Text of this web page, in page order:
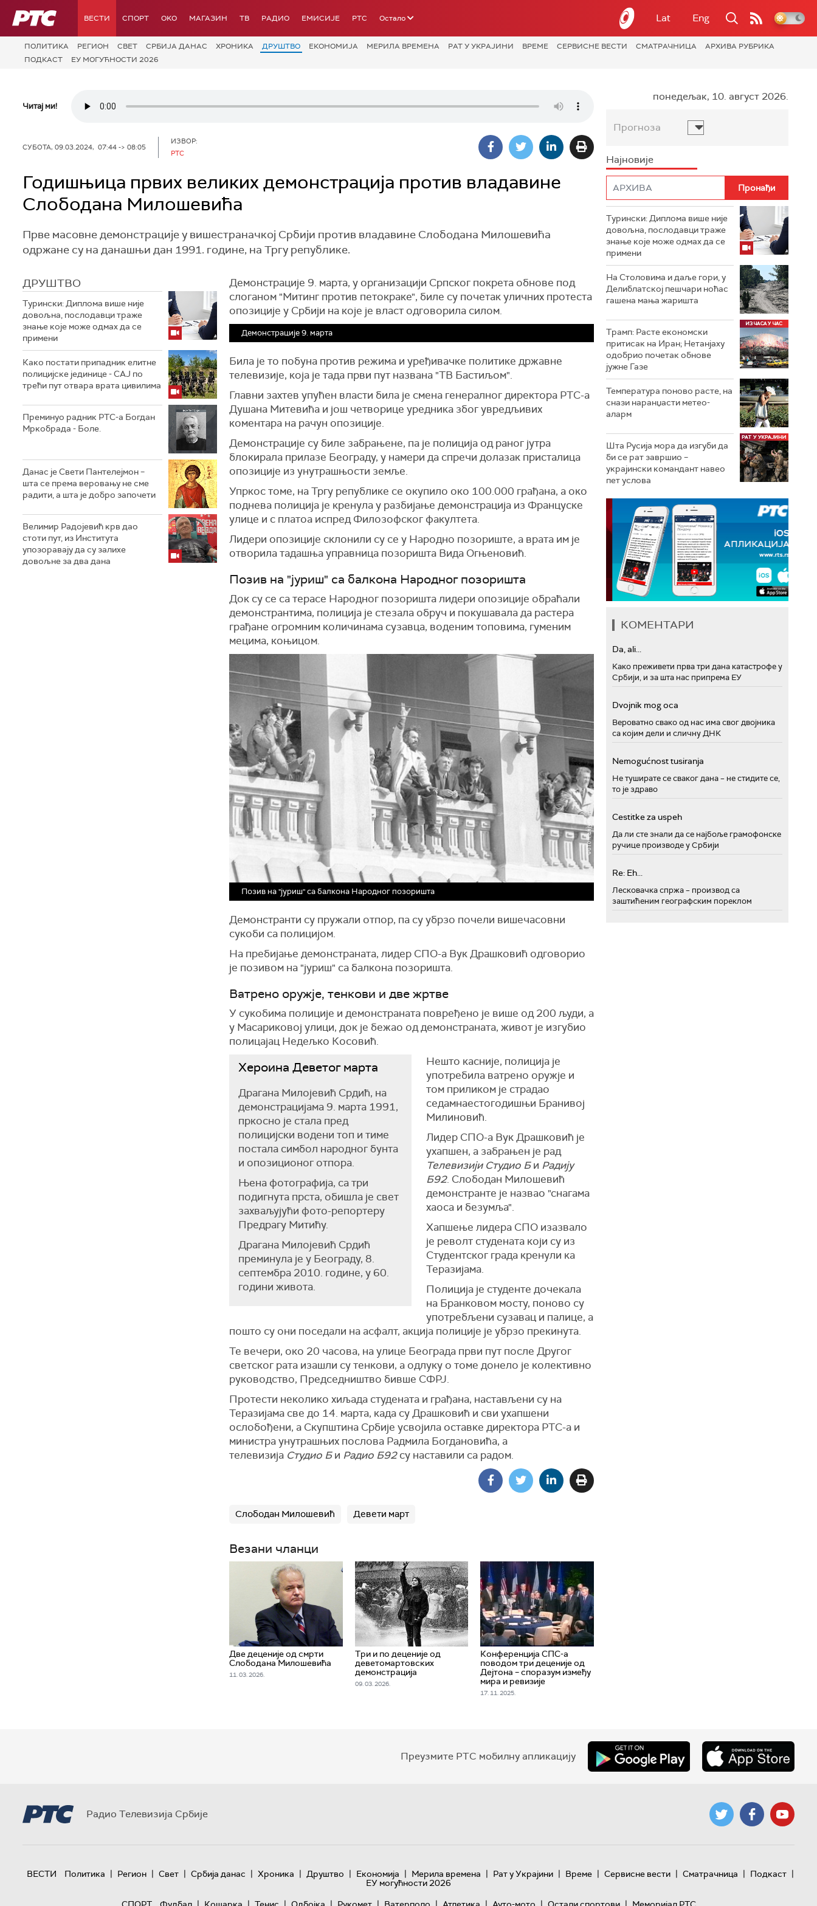
РТС ВЕСТИ СПОРТ OKO МАГАЗИН ТВ РАДИО ЕМИСИЈЕ РТС Остало Lat Eng
ПОЛИТИКА РЕГИОН СВЕТ СРБИЈА ДАНАС ХРОНИКА ДРУШТВО ЕКОНОМИЈА МЕРИЛА ВРЕМЕНА РАТ У УКРАЈИНИ ВРЕМЕ СЕРВИСНЕ ВЕСТИ СМАТРАЧНИЦА
АРХИВА РУБРИКА
ПОДКАСТ
ЕУ МОГУЋНОСТИ 2026
Читај ми!
СУБОТА, 09.03.2024, 07:44 -> 08:05
ИЗВОР:
РТС
Годишњица првих великих демонстрација против владавине
Слободана Милошевића
Прве масовне демонстрације у вишестраначкој Србији против владавине Слободана Милошевића
одржане су на данашњи дан 1991. године, на Тргу републике.
ДРУШТВО
Турински: Диплома више није
довољна, послодавци траже
знање које може одмах да се
примени
Како постати припадник елитне
полицијске јединице - СAJ по
трећи пут отвара врата цивилима
Преминуо радник РТС-а Богдан
Мркобрада - Боле.
Данас је Свети Пантелејмон –
шта се према веровању не сме
радити, а шта је добро започети
Велимир Радојевић крв дао
стоти пут, из Института
упозоравају да су залихе
довољне за два дана
Демонстрације 9. марта, у организацији Српског покрета обнове под
слоганом "Митинг против петокраке", биле су почетак уличних протеста
опозиције у Србији на које је власт одговорила силом.
Демонстрације 9. марта
Била је то побуна против режима и уређивачке политике државне
телевизије, која је тада први пут названа "ТВ Бастиљом".
Главни захтев упућен власти била је смена генералног директора РТС-а
Душана Митевића и још четворице уредника због увредљивих
коментара на рачун опозиције.
Демонстрације су биле забрањене, па је полиција од раног јутра
блокирала прилазе Београду, у намери да спречи долазак присталица
опозиције из унутрашњости земље.
Упркос томе, на Тргу републике се окупило око 100.000 грађана, а око
поднева полиција је кренула у разбијање демонстрација из Француске
улице и с платоа испред Филозофског факултета.
Лидери опозиције склонили су се у Народно позориште, а врата им је
отворила тадашња управница позоришта Вида Огњеновић.
Позив на "јуриш" са балкона Народног позоришта
Док су се са терасе Народног позоришта лидери опозиције обраћали
демонстрантима, полиција је стезала обруч и покушавала да растера
грађане огромним количинама сузавца, воденим топовима, гуменим
мецима, коњицом.
Позив на "јуриш" са балкона Народног позоришта
Демонстранти су пружали отпор, па су убрзо почели вишечасовни
сукоби са полицијом.
На пребијање демонстраната, лидер СПО-а Вук Драшковић одговорио
је позивом на "јуриш" са балкона позоришта.
Ватрено оружје, тенкови и две жртве
У сукобима полиције и демонстраната повређено је више од 200 људи, а
у Масариковој улици, док је бежао од демонстраната, живот је изгубио
полицајац Недељко Косовић.
Хероина Деветог марта
Драгана Милојевић Срдић, на
демонстрацијама 9. марта 1991,
пркосно је стала пред
полицијски водени топ и тиме
постала симбол народног бунта
и опозиционог отпора.
Њена фотографија, са три
подигнута прста, обишла је свет
захваљујући фото-репортеру
Предрагу Митићу.
Драгана Милојевић Срдић
преминула је у Београду, 8.
септембра 2010. године, у 60.
години живота.
Нешто касније, полиција је
употребила ватрено оружје и
том приликом је страдао
седамнаестогодишњи Бранивој
Милиновић.
Лидер СПО-а Вук Драшковић је
ухапшен, а забрањен је рад
Телевизији Студио Би Радију
Б92. Слободан Милошевић
демонстранте је назвао "снагама
хаоса и безумља".
Хапшење лидера СПО изазвало
је револт студената који су из
Студентског града кренули ка
Теразијама.
Полиција је студенте дочекала
на Бранковом мосту, поново су
употребљени сузавац и палице, а
пошто су они поседали на асфалт, акција полиције је убрзо прекинута.
Те вечери, око 20 часова, на улице Београда први пут после Другог
светског рата изашли су тенкови, а одлуку о томе донело је колективно
руководство, Председништво бивше СФРЈ.
Протести неколико хиљада студената и грађана, настављени су на
Теразијама све до 14. марта, када су Драшковић и сви ухапшени
ослобођени, а Скупштина Србије усвојила оставке директора РТС-а и
министра унутрашњих послова Радмила Богдановића, а
телевизија Студио Би Радио Б92су наставили са радом.
Слободан Милошевић Девети март
Везани чланци
Две деценије од смрти
Слободана Милошевића
11. 03. 2026.
Три и по деценије од
деветомартовских
демонстрација
09. 03. 2026.
Конференција СПС-а
поводом три деценије од
Дејтона – споразум између
мира и ревизије
17. 11. 2025.
понедељак, 10. август 2026.
Прогноза
Најновије
Турински: Диплома више није
довољна, послодавци траже
знање које може одмах да се
примени
На Столовима и даље гори, у
Делиблатској пешчари ноћас
гашена мања жаришта
Трамп: Расте економски
притисак на Иран; Нетанјаху
одобрио почетак обнове
јужне Газе
Температура поново расте, на
снази наранџасти метео-
аларм
Шта Русија мора да изгуби да
би се рат завршио –
украјински командант навео
пет услова
КОМЕНТАРИ
Da, ali...
Како преживети прва три дана катастрофе у
Србији, и за шта нас припрема ЕУ
Dvojnik mog oca
Вероватно свако од нас има свог двојника
са којим дели и сличну ДНК
Nemogućnost tusiranja
Не туширате се сваког дана – не стидите се,
то је здраво
Cestitke za uspeh
Да ли сте знали да се најбоље грамофонске
ручице производе у Србији
Re: Eh...
Лесковачка спржа – производ са
заштићеним географским пореклом
Преузмите РТС мобилну апликацију
Радио Телевизија Србије
ВЕСТИ Политика | Регион | Свет | Србија данас | Хроника | Друштво | Економија | Мерила времена | Рат у Украјини | Време | Сервисне вести | Сматрачница | Подкаст |
ЕУ могућности 2026